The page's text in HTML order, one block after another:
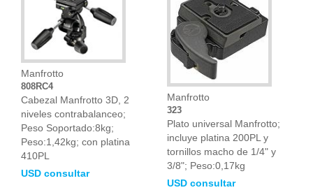
Manfrotto
808RC4
Cabezal Manfrotto 3D, 2
niveles contrabalanceo;
Peso Soportado:8kg;
Peso:1,42kg; con platina
410PL
USD consultar
Manfrotto
323
Plato universal Manfrotto;
incluye platina 200PL y
tornillos macho de 1/4" y
3/8"; Peso:0,17kg
USD consultar